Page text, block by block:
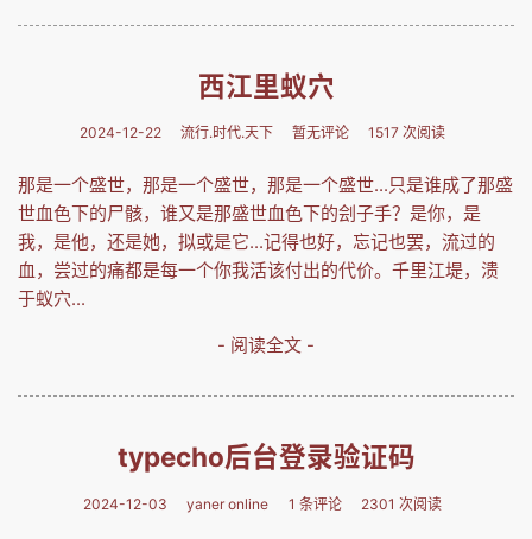
西江里蚁穴
2024-12-22 流行.时代.天下 暂无评论 1517 次阅读
那是一个盛世，那是一个盛世，那是一个盛世...只是谁成了那盛
世血色下的尸骸，谁又是那盛世血色下的刽子手？是你，是
我，是他，还是她，拟或是它...记得也好，忘记也罢，流过的
血，尝过的痛都是每一个你我活该付出的代价。千里江堤，溃
于蚁穴...
- 阅读全文 -
typecho后台登录验证码
2024-12-03 yaner online 1 条评论 2301 次阅读